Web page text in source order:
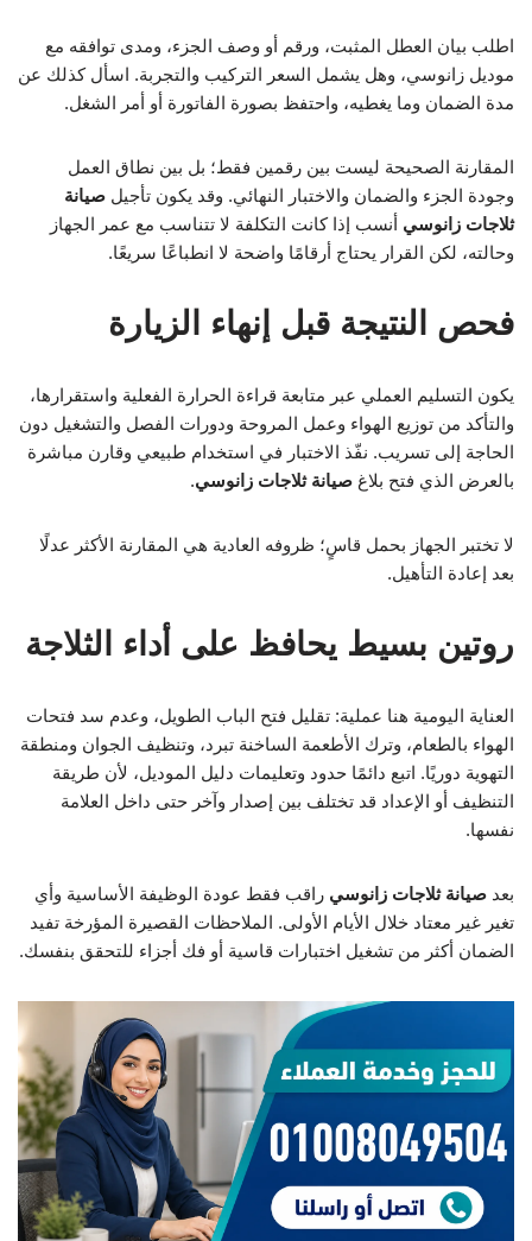
اطلب بيان العطل المثبت، ورقم أو وصف الجزء، ومدى توافقه مع
موديل زانوسي، وهل يشمل السعر التركيب والتجربة. اسأل كذلك عن
مدة الضمان وما يغطيه، واحتفظ بصورة الفاتورة أو أمر الشغل.
المقارنة الصحيحة ليست بين رقمين فقط؛ بل بين نطاق العمل
وجودة الجزء والضمان والاختبار النهائي. وقد يكون تأجيل صيانة
ثلاجات زانوسي أنسب إذا كانت التكلفة لا تتناسب مع عمر الجهاز
وحالته، لكن القرار يحتاج أرقامًا واضحة لا انطباعًا سريعًا.
فحص النتيجة قبل إنهاء الزيارة
يكون التسليم العملي عبر متابعة قراءة الحرارة الفعلية واستقرارها،
والتأكد من توزيع الهواء وعمل المروحة ودورات الفصل والتشغيل دون
الحاجة إلى تسريب. نفّذ الاختبار في استخدام طبيعي وقارن مباشرة
بالعرض الذي فتح بلاغ صيانة ثلاجات زانوسي.
لا تختبر الجهاز بحمل قاسٍ؛ ظروفه العادية هي المقارنة الأكثر عدلًا
بعد إعادة التأهيل.
روتين بسيط يحافظ على أداء الثلاجة
العناية اليومية هنا عملية: تقليل فتح الباب الطويل، وعدم سد فتحات
الهواء بالطعام، وترك الأطعمة الساخنة تبرد، وتنظيف الجوان ومنطقة
التهوية دوريًا. اتبع دائمًا حدود وتعليمات دليل الموديل، لأن طريقة
التنظيف أو الإعداد قد تختلف بين إصدار وآخر حتى داخل العلامة
نفسها.
بعد صيانة ثلاجات زانوسي راقب فقط عودة الوظيفة الأساسية وأي
تغير غير معتاد خلال الأيام الأولى. الملاحظات القصيرة المؤرخة تفيد
الضمان أكثر من تشغيل اختبارات قاسية أو فك أجزاء للتحقق بنفسك.